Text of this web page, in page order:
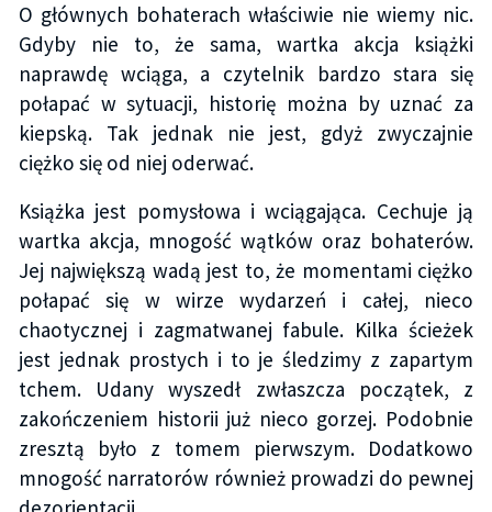
O głównych bohaterach właściwie nie wiemy nic.
Gdyby nie to, że sama, wartka akcja książki
naprawdę wciąga, a czytelnik bardzo stara się
połapać w sytuacji, historię można by uznać za
kiepską. Tak jednak nie jest, gdyż zwyczajnie
ciężko się od niej oderwać.
Książka jest pomysłowa i wciągająca. Cechuje ją
wartka akcja, mnogość wątków oraz bohaterów.
Jej największą wadą jest to, że momentami ciężko
połapać się w wirze wydarzeń i całej, nieco
chaotycznej i zagmatwanej fabule. Kilka ścieżek
jest jednak prostych i to je śledzimy z zapartym
tchem. Udany wyszedł zwłaszcza początek, z
zakończeniem historii już nieco gorzej. Podobnie
zresztą było z tomem pierwszym. Dodatkowo
mnogość narratorów również prowadzi do pewnej